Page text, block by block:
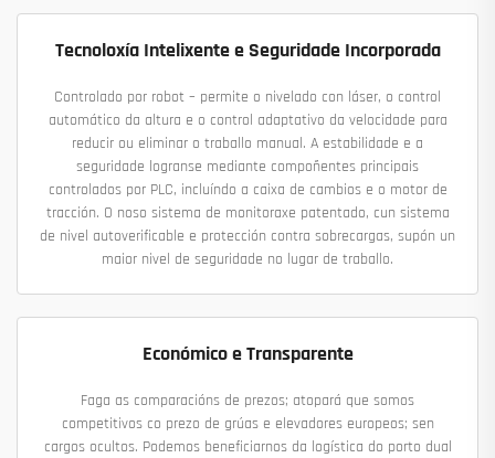
Tecnoloxía Intelixente e Seguridade Incorporada
Controlado por robot – permite o nivelado con láser, o control
automático da altura e o control adaptativo da velocidade para
reducir ou eliminar o traballo manual. A estabilidade e a
seguridade logranse mediante compoñentes principais
controlados por PLC, incluíndo a caixa de cambios e o motor de
tracción. O noso sistema de monitoraxe patentado, cun sistema
de nivel autoverificable e protección contra sobrecargas, supón un
maior nivel de seguridade no lugar de traballo.
Económico e Transparente
Faga as comparacións de prezos; atopará que somos
competitivos co prezo de grúas e elevadores europeos; sen
cargos ocultos. Podemos beneficiarnos da logística do porto dual